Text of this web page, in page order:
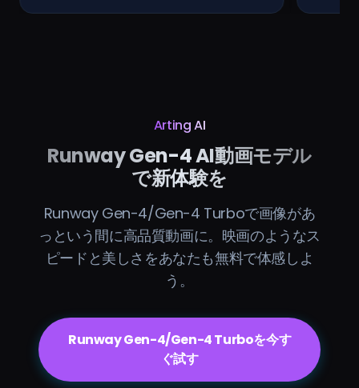
Arting AI
Runway Gen-4 AI動画モデル
で新体験を
Runway Gen-4/Gen-4 Turboで画像があ
っという間に高品質動画に。映画のようなス
ピードと美しさをあなたも無料で体感しよ
う。
Runway Gen-4/Gen-4 Turboを今す
ぐ試す